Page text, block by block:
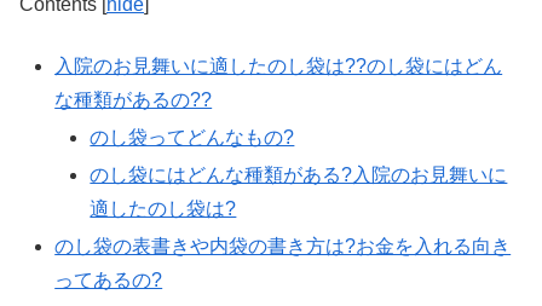
Contents [hide]
入院のお見舞いに適したのし袋は??のし袋にはどん
な種類があるの??
のし袋ってどんなもの?
のし袋にはどんな種類がある?入院のお見舞いに
適したのし袋は?
のし袋の表書きや内袋の書き方は?お金を入れる向き
ってあるの?